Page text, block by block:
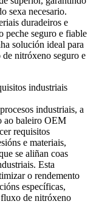
sexa necesario.
duradeiros e
peche seguro e fiable
solución ideal para
nitróxeno seguro e
industriais
industriais, a
ao baleiro OEM
requisitos
e materiais,
se aliñan coas
Esta
o rendemento
específicas,
de nitróxeno